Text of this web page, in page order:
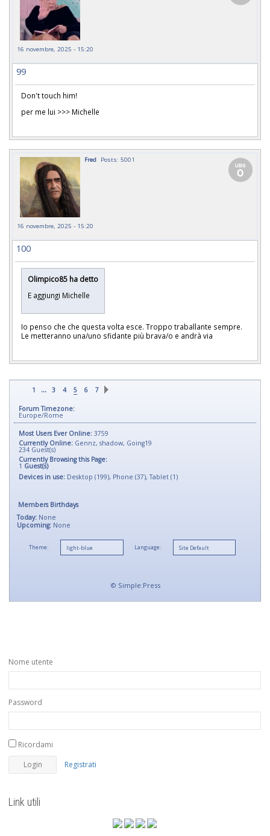
16 novembre, 2025 - 15:20
99
Don't touch him!
per me lui >>> Michelle
Fred Posts: 5001
16 novembre, 2025 - 15:20
100
Olimpico85 ha detto
E aggiungi Michelle
Io penso che che questa volta esce. Troppo traballante sempre.
Le metteranno una/uno sfidante più brava/o e andrà via
1 ... 3 4 5 6 7
Forum Timezone:
Europe/Rome
Most Users Ever Online: 3759
Currently Online: Gennz, shadow, Going19
234 Guest(s)
Currently Browsing this Page:
1 Guest(s)
Devices in use: Desktop (199), Phone (37), Tablet (1)
Members Birthdays
Today: None
Upcoming: None
Theme: Language:
© Simple:Press
Nome utente
Password
Ricordami
Registrati
Link utili